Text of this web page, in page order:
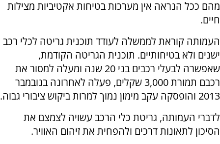
מהם ככל הנראה אין מערכות בטיחות אקטיביות מצילות
חיים.
העמותה קוראת לממשלה לעודד תוכנית גריטה לכלי רכב
ישנים ולא בטיחותיים. תוכנית הגריטה הקודמת,
שאפשרה לבעלי רכבים בני 20 שנה ומעלה למסור את
רכבם תמורת 3,000 שקלים, פעלה לאחרונה בנובמבר
2013 והופסקה עקב מימון נמוך למרות ביקוש ציבורי גבוה.
לדברי העמותה, גריטת כלי הרכב עשויה לצמצם את
הסיכון לתאונות דרכים ולהפחית את זיהום האוויר.